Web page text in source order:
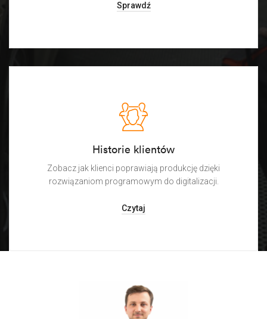
Sprawdź
Historie klientów
Zobacz jak klienci poprawiają produkcję dzięki
rozwiązaniom programowym do digitalizacji.
Czytaj